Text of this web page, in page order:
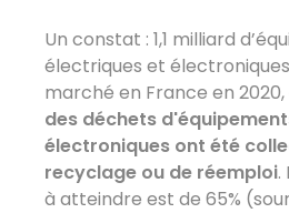
Un constat : 1,1 milliard
électriques et électroniques
marché en France en
des déchets
électroniques ont été
recyclage ou de réemploi.
à atteindre est de 65%